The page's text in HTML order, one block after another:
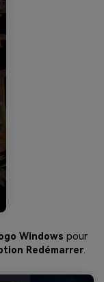
Windows pour
Redémarrer.